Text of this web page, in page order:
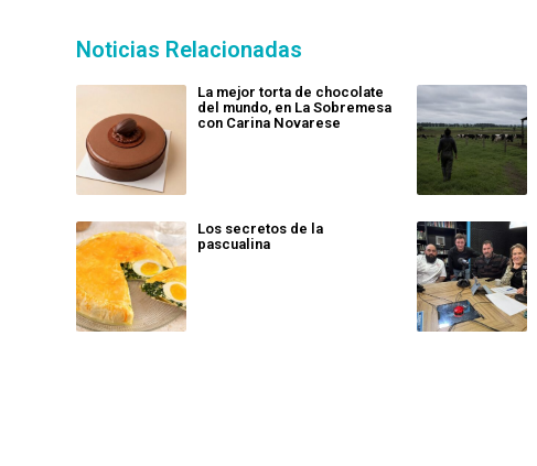
Noticias Relacionadas
La mejor torta de chocolate
del mundo, en La Sobremesa
con Carina Novarese
Los secretos de la
pascualina